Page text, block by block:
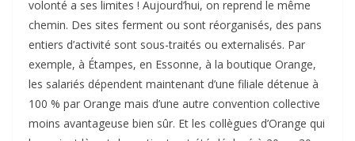
volonté a ses limites ! Aujourd’hui, on reprend le même
chemin. Des sites ferment ou sont réorganisés, des pans
entiers d’activité sont sous-traités ou externalisés. Par
exemple, à Étampes, en Essonne, à la boutique Orange,
les salariés dépendent maintenant d’une filiale détenue à
100 % par Orange mais d’une autre convention collective
moins avantageuse bien sûr. Et les collègues d’Orange qui